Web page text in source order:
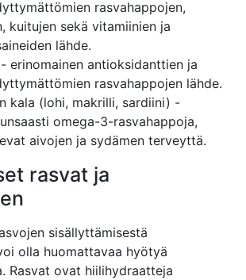
rasvahappojen,
kuitujen sekä vitamiinien ja
lähde.
erinomainen antioksidanttien ja
rasvahappojen lähde.
kala (lohi, makrilli, sardiini) -
omega-3-rasvahappoja,
aivojen ja sydämen terveyttä.
rasvat ja
sisällyttämisestä
olla huomattavaa hyötyä
Rasvat ovat hiilihydraatteja